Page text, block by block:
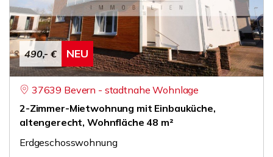
490,- € NEU
37639 Bevern - stadtnahe Wohnlage
2-Zimmer-Mietwohnung mit Einbauküche,
altengerecht, Wohnfläche 48 m²
Erdgeschosswohnung